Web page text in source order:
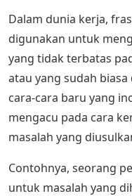
Dalam dunia kerja,
digunakan untuk
yang tidak terbatas
atau yang sudah
cara-cara baru yang
mengacu pada cara
masalah yang
Contohnya, seorang
untuk masalah yang